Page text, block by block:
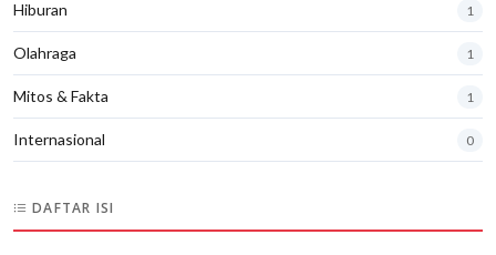
Hiburan 1
Olahraga 1
Mitos & Fakta 1
Internasional 0
DAFTAR ISI